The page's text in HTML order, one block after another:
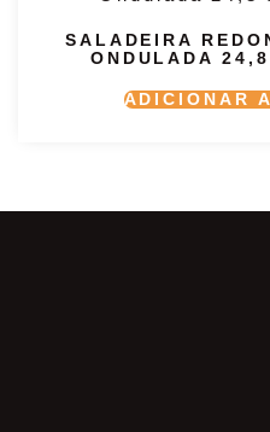
SALADEIRA
ONDULADA
ADICIONAR